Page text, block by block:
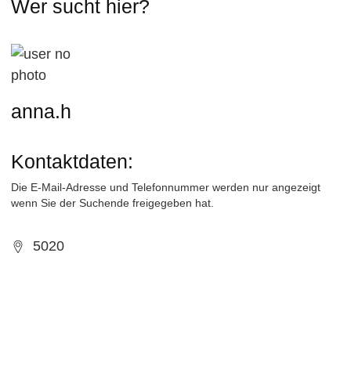
Wer sucht hier?
anna.h
Kontaktdaten:
Die E-Mail-Adresse und Telefonnummer werden nur angezeigt
wenn Sie der Suchende freigegeben hat.
5020